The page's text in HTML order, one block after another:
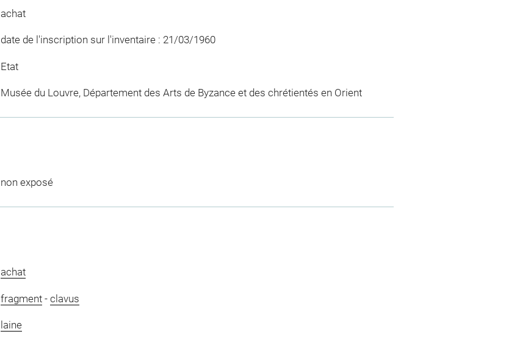
achat
date de l'inscription sur l'inventaire : 21/03/1960
Etat
Musée du Louvre, Département des Arts de Byzance et des chrétientés en Orient
non exposé
achat
fragment- clavus
laine